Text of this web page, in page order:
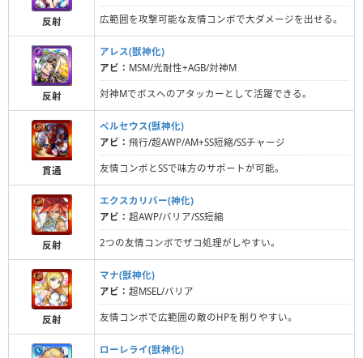
反射 広範囲を攻撃可能な友情コンボで大ダメージを出せる。
反射
アレス(獣神化)
アビ： MSM/光耐性+AGB/対神M
対神Mでボスへのアタッカーとして活躍できる。
貫通
ペルセウス(獣神化)
アビ： 飛行/超AWP/AM+SS短縮/SSチャージ
友情コンボとSSで味方のサポートが可能。
反射
エクスカリバー(神化)
アビ： 超AWP/バリア/SS短縮
2つの友情コンボでザコ処理がしやすい。
反射
マナ(獣神化)
アビ： 超MSEL/バリア
友情コンボで広範囲の敵のHPを削りやすい。
ローレライ(獣神化)